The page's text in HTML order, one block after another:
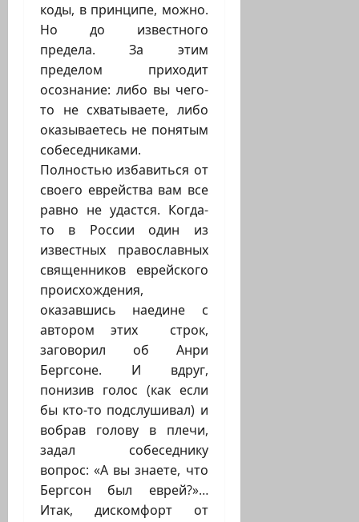
коды, в принципе, можно.
Но до известного
предела. За этим
пределом приходит
осознание: либо вы чего-
то не схватываете, либо
оказываетесь не понятым
собеседниками.
Полностью избавиться от
своего еврейства вам все
равно не удастся. Когда-
то в России один из
известных православных
священников еврейского
происхождения,
оказавшись наедине с
автором этих строк,
заговорил об Анри
Бергсоне. И вдруг,
понизив голос (как если
бы кто-то подслушивал) и
вобрав голову в плечи,
задал собеседнику
вопрос: «А вы знаете, что
Бергсон был еврей?»…
Итак, дискомфорт от